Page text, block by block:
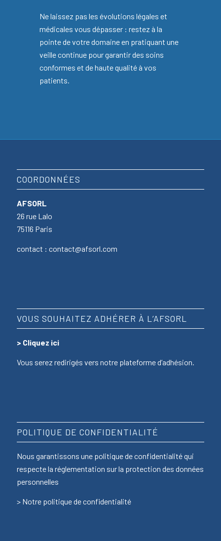
Ne laissez pas les évolutions légales et
médicales vous dépasser : restez à la
pointe de votre domaine en pratiquant une
veille continue pour garantir des soins
conformes et de haute qualité à vos
patients.
COORDONNÉES
AFSORL
26 rue Lalo
75116 Paris
contact : contact@afsorl.com
VOUS SOUHAITEZ ADHÉRER À L’AFSORL
> Cliquez ici
Vous serez redirigés vers notre plateforme d’adhésion.
POLITIQUE DE CONFIDENTIALITÉ
Nous garantissons une politique de confidentialité qui
respecte la réglementation sur la protection des données
personnelles
> Notre politique de confidentialité